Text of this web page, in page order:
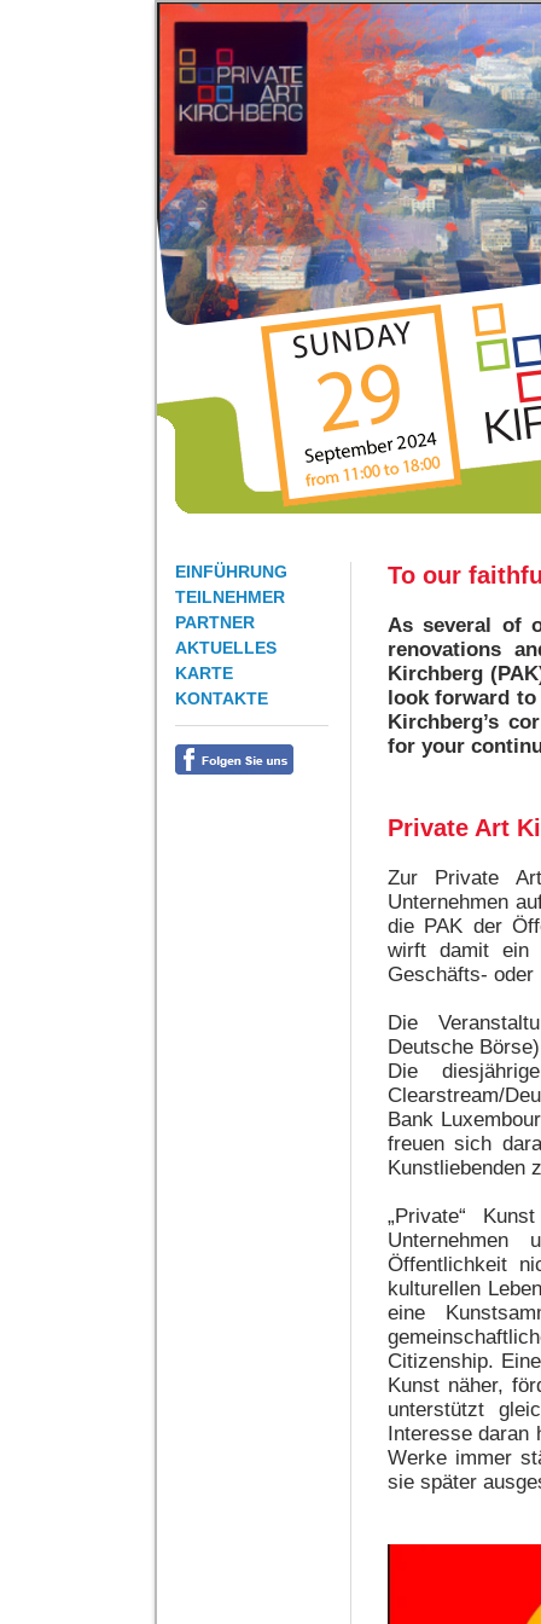
EINFÜHRUNG
TEILNEHMER
PARTNER
AKTUELLES
KARTE
KONTAKTE
To our
As several of
renovations
Kirchberg
look forward
Kirchberg’s
for your
Private Art
Zur Private
Unternehmen
die PAK der
wirft damit ein
Geschäfts-
Die
Deutsche
Die
Clearstream/
Bank
freuen sich
Kunstliebenden
„Private“
Öffentlichkeit
kulturellen
eine
Citizenship.
Kunst näher,
unterstützt
Interesse daran
Werke immer
sie später